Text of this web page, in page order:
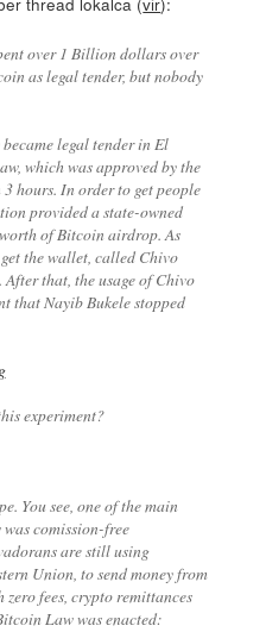
over 1 Billion dollars over
as legal tender, but nobody
legal tender in El
which was approved by the
hours. In order to get people
provided a state-owned
of Bitcoin airdrop. As
the wallet, called Chivo
that, the usage of Chivo
that Nayib Bukele stopped
experiment?
You see, one of the main
comission-free
are still using
Union, to send money from
fees, crypto remittances
Law was enacted: